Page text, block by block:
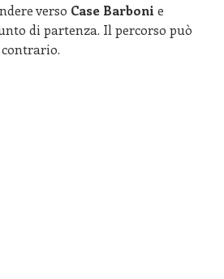
verso Case Barboni e
di partenza. Il percorso può